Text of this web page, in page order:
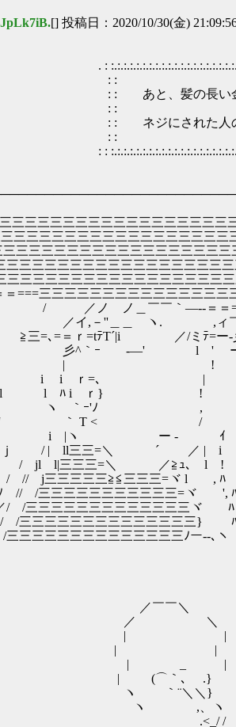
[] 投稿日：2020/10/30(金)
:
の長い金髪の人に
:
された人の遺族と
:
三三三三三三三三三三三三三三
三三三三三三三三三三三三三三
三三三三三三三三三三三三三三三
三三三三三三三三三三三三三三三
三三三三三三三三三三三三三三三
三三三三三三三三三三三三三三
＿￣￣｀―--＝＝===
,－''＿＿ ヽ. ,ィ
＝ｒ=tﾃT´|i ／/ミﾃ=
ゞ‐―' l ' ゞー' ー
! / i
ｒ=､ | /
ｒ} ! , -'‐､ j /
｀ｰ'ﾉ , {/
T < / /｀＝'ｲ /.
ゝ ー ‐ ｲ |
ll三三=＼ ´ ／ | i
三三三=＼ ／≧ｭ､ l !
三三三≧≦三三三=ヾ l , ﾊ
三三三三三三三三三=ヾ ',
三三三三三三三三三三三三ヾ ﾊ
/ /三三三三三三三三三三三三三三}
三三三三三三三三三三三三ﾉー--､ヽ
￣＼
＼
？ ＿
＼
／─ ─ ＼
､ .} ／ （●
¨＼＼} | （
、ヽ ＼
/ | | '